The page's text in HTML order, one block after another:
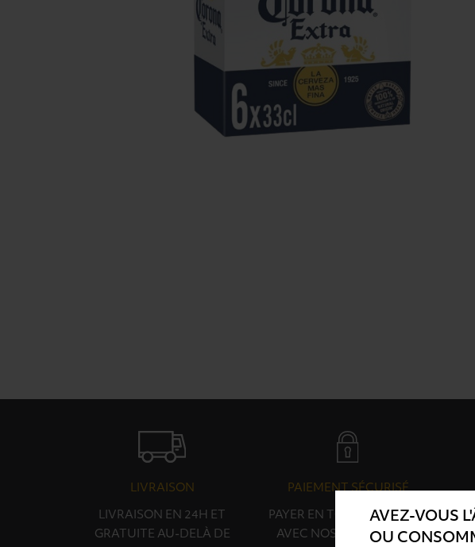
AVEZ-VOUS
OU
LIVRAISON
LIVRAISON EN 24H ET
GRATUITE AU-DELÀ DE
PAIEMENT SÉCURISÉ
PAYER EN TOUTE SÉRÉNITÉ
AVEC NOS PARTENAIRES